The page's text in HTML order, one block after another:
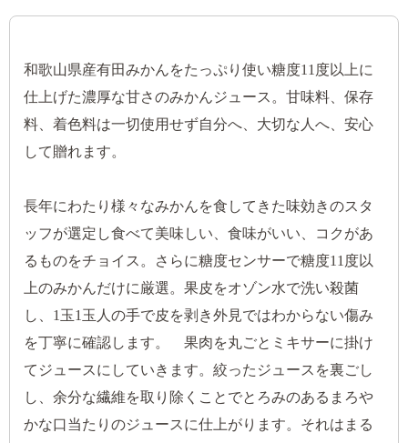
和歌山県産有田みかんをたっぷり使い糖度11度以上に
仕上げた濃厚な甘さのみかんジュース。甘味料、保存
料、着色料は一切使用せず自分へ、大切な人へ、安心
して贈れます。
長年にわたり様々なみかんを食してきた味効きのスタ
ッフが選定し食べて美味しい、食味がいい、コクがあ
るものをチョイス。さらに糖度センサーで糖度11度以
上のみかんだけに厳選。果皮をオゾン水で洗い殺菌
し、1玉1玉人の手で皮を剥き外見ではわからない傷み
を丁寧に確認します。 果肉を丸ごとミキサーに掛け
てジュースにしていきます。絞ったジュースを裏ごし
し、余分な繊維を取り除くことでとろみのあるまろや
かな口当たりのジュースに仕上がります。それはまる